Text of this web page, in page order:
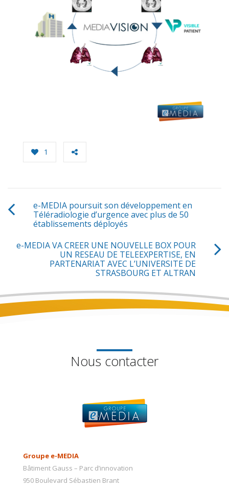
1
e-MEDIA poursuit son développement en
Téléradiologie d’urgence avec plus de 50
établissements déployés
e-MEDIA VA CREER UNE NOUVELLE BOX POUR
UN RESEAU DE TELEEXPERTISE, EN
PARTENARIAT AVEC L’UNIVERSITE DE
STRASBOURG ET ALTRAN
Nous contacter
Groupe e-MEDIA
Bâtiment Gauss – Parc d’innovation
950 Boulevard Sébastien Brant